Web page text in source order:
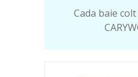
Cada baie